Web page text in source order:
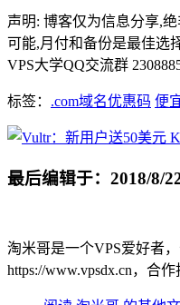
声明: 博客仅为信息分享,
可能,月付和备份是最佳选
VPS大学QQ交流群
标签： .com域名优惠码 便
最后编辑于：2018/8/
淘米哥是一个VPS爱好者
https://www.vpsdx.cn，合